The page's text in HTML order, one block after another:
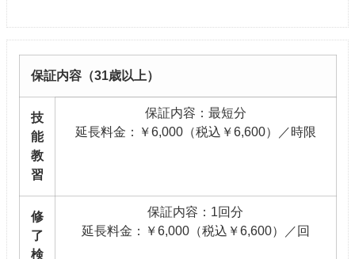
保証内容（31歳以上）
技
能
教
習
保証内容：最短分
延長料金：￥6,000（税込￥6,600）／時限
修
了
検
保証内容：1回分
延長料金：￥6,000（税込￥6,600）／回